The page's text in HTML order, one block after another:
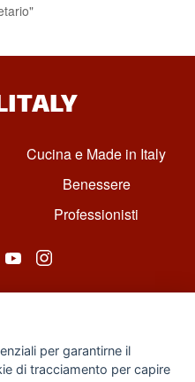
Cucina e Made in Italy
Benessere
Professionisti
Solution LTD, Forest House
per garantirne il
di tracciamento per capire